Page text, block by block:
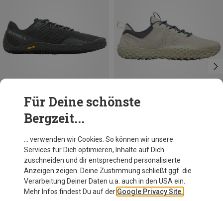
Du sparst 17%
Für Deine schönste
Bergzeit...
… verwenden wir Cookies. So können wir unsere
Services für Dich optimieren, Inhalte auf Dich
zuschneiden und dir entsprechend personalisierte
Anzeigen zeigen. Deine Zustimmung schließt ggf. die
Verarbeitung Deiner Daten u.a. auch in den USA ein.
Mehr Infos findest Du auf der Google Privacy Site.